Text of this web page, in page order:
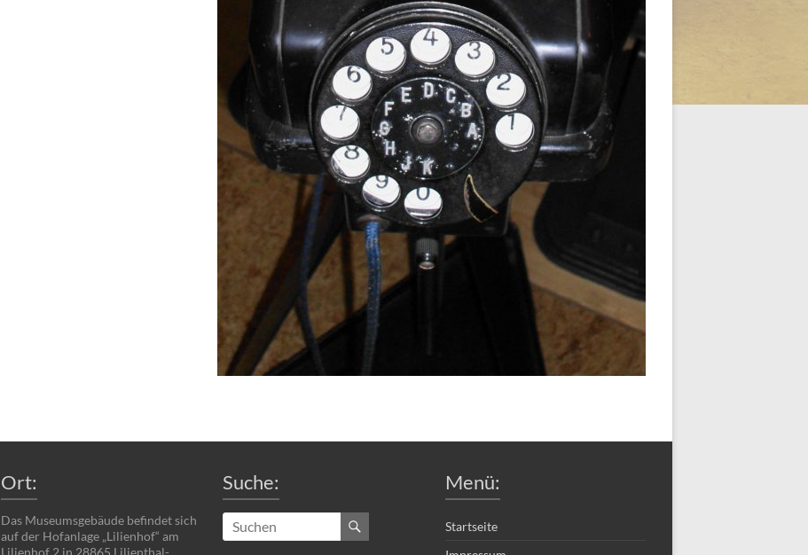
Ort:
Das Museumsgebäude befindet sich
auf der Hofanlage „Lilienhof“ am
Lilienhof 2 in 28865 Lilienthal-
Suche: Menü:
Startseite